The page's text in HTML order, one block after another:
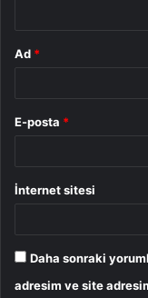
Ad *
E-posta *
İnternet sitesi
Daha sonraki
adresim ve site